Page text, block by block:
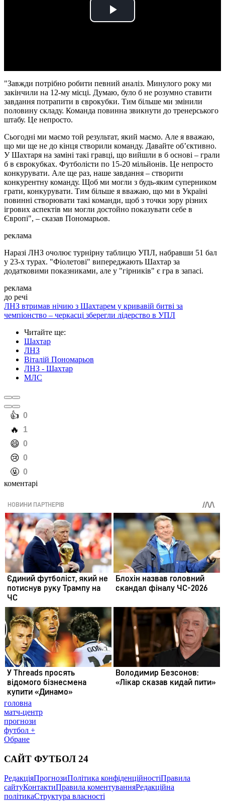
Play
"Завжди потрібно робити певний аналіз. Минулого року ми
закінчили на 12-му місці. Думаю, було б не розумно ставити
завдання потрапити в єврокубки. Тим більше ми змінили
половину складу. Команда повинна звикнути до тренерського
штабу. Це непросто.
Сьогодні ми маємо той результат, який маємо. Але я вважаю,
що ми ще не до кінця створили команду. Давайте обʼєктивно.
У Шахтаря на заміні такі гравці, що вийшли в б основі – грали
б в єврокубках. Футболісти по 15-20 мільйонів. Це непросто
конкурувати. Але ще раз, наше завдання – створити
конкурентну команду. Щоб ми могли з будь-яким суперником
грати, конкурувати. Тим більше я вважаю, що ми в Україні
повинні створювати такі команди, щоб з точки зору різних
ігрових аспектів ми могли достойно показувати себе в
Європі", – сказав Пономарьов.
реклама
Наразі ЛНЗ очолює турнірну таблицю УПЛ, набравши 51 бал
у 23-х турах. "Фіолетові" випереджають Шахтар за
додатковими показниками, але у "гірників" є гра в запасі.
реклама
до речі
ЛНЗ втримав нічию з Шахтарем у кривавій битві за
чемпіонство – черкасці зберегли лідерство в УПЛ
Читайте ще:
Шахтар
ЛНЗ
Віталій Пономарьов
ЛНЗ - Шахтар
МЛС
️👍 0
️🔥 1
️😄 0
️😢 0
️🤬 0
коментарі
головна
матч-центр
прогнози
футбол +
Обране
САЙТ ФУТБОЛ 24
РедакціяПрогнозиПолітика конфіденційностіПравила
сайтуКонтактиПравила коментуванняРедакційна
політикаСтруктура власності